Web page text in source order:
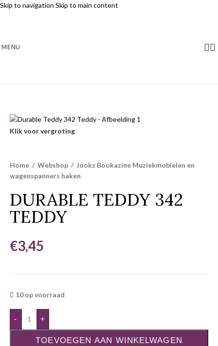
Skip to navigation Skip to main content
MENU
Klik voor vergroting
Home / Webshop / Jookz Bookazine Muziekmobielen en
wagenspanners haken
DURABLE TEDDY 342
TEDDY
€3,45
10 op voorraad
- +
TOEVOEGEN AAN WINKELWAGEN